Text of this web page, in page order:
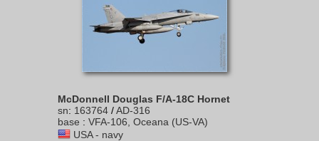
McDonnell Douglas F/A-18C Hornet
sn: 163764 /AD-316
base : VFA-106, Oceana (US-VA)
USA - navy